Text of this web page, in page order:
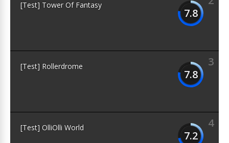
7.8
[Test] Tower Of Fantasy
3
7.8
[Test] Rollerdrome
4
7.2
[Test] OlliOlli World